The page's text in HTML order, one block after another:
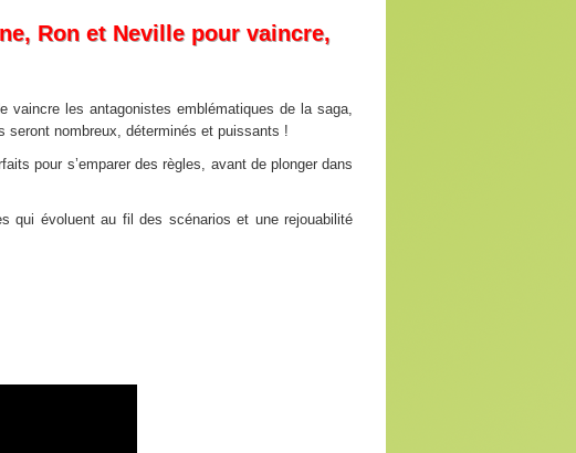
Ron et Neville pour vaincre,
les antagonistes emblématiques de la saga,
nombreux, déterminés et puissants !
pour s’emparer des règles, avant de plonger dans
qui évoluent au fil des scénarios et une rejouabilité